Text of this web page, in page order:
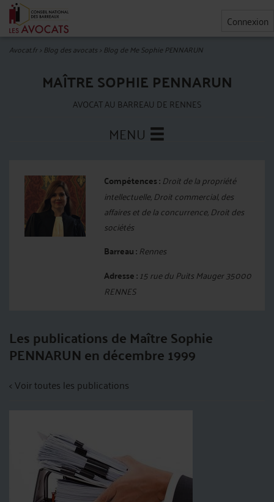
Connexion
Avocat.fr>Blog des avocats >Blog de Me Sophie PENNARUN
MAÎTRE SOPHIE PENNARUN
AVOCAT AU BARREAU DE RENNES
MENU
Compétences : Droit de la propriété
intellectuelle, Droit commercial, des
affaires et de la concurrence, Droit des
sociétés
Barreau : Rennes
Adresse :15 rue du Puits Mauger 35000
RENNES
Les publications de Maître Sophie
PENNARUN en décembre 1999
< Voir toutes les publications